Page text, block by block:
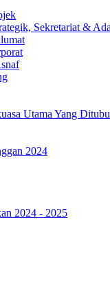
Sekretariat &
Utama Yang
2024
2024 - 2025